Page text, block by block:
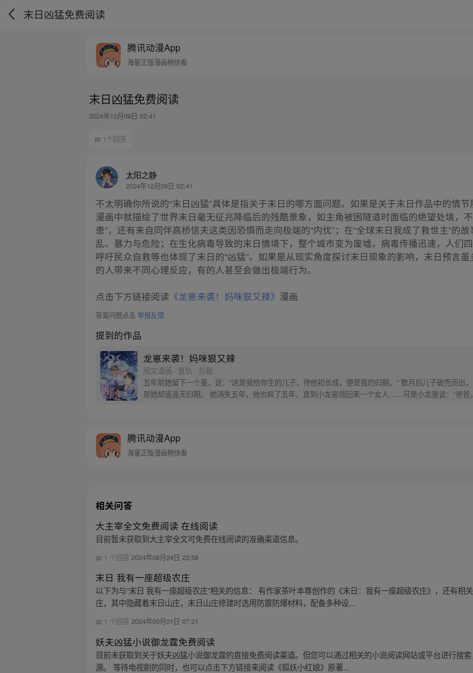
末日凶猛免费阅读
腾讯动漫App
海量正版漫画畅快看
末日凶猛免费阅读
2024年12月09日 02:41
1个回答
太阳之静
2024年12月09日 02:41
不太明确你所说的“末日凶猛”具体是指关于末日的哪方面问题。如果是关于末日作品中的情
漫画中就描绘了世界末日毫无征兆降临后的残酷景象，如主角被困隧道时面临的绝望处境，
患”，还有来自同伴高桥信夫这类因恐惧而走向极端的“内忧”；在“全球末日我成了救世主”的
乱、暴力与危险；在生化病毒导致的末日情境下，整个城市变为废墟，病毒传播迅速，人们
呼吁民众自救等也体现了末日的“凶猛”。如果是从现实角度探讨末日现象的影响，末日预言
的人带来不同心理反应，有的人甚至会做出极端行为。
点击下方链接阅读 《龙崽来袭！妈咪狠又辣》 漫画
答案问题点击举报反馈
提到的作品
龙崽来袭！妈咪狠又辣
阅文漫画 · 复仇 · 总裁
五年前她留下一个蛋，说：“这是我给你生的儿子，待他初长成，便是我的归期。” 数月后儿子破壳而出
是她却遥遥无归期。 她消失五年，他也疯了五年，直到小龙崽领回来一个女人……可是小龙崽说：“爸爸
腾讯动漫App
海量正版漫画畅快看
相关问答
大主宰全文免费阅读 在线阅读
目前暂未获取到大主宰全文可免费在线阅读的准确渠道信息。
1 个回答2024年08月24日 22:58
末日 我有一座超级农庄
以下为与“末日 我有一座超级农庄”相关的信息： 有作家茶叶本尊创作的《末日：我有一座超级农庄》，还有相
庄，其中隐藏着末日山庄，末日山庄修建时选用防震防爆材料，配备多种设...
1 个回答2024年09月01日 07:21
妖夫凶猛小说御龙霆免费阅读
目前未获取到关于妖夫凶猛小说御龙霆的直接免费阅读渠道。但您可以通过相关的小说阅读网站或平台进行搜
源。 等待电视剧的同时，也可以点击下方链接来阅读《狐妖小红娘》原著...